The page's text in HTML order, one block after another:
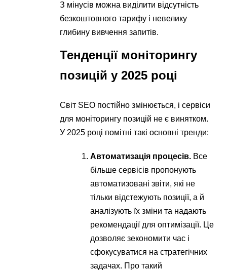
З мінусів можна виділити відсутність
безкоштовного тарифу і невелику
глибину вивчення запитів.
Тенденції моніторингу
позицій у 2025 році
Світ SEO постійно змінюється, і сервіси
для моніторингу позицій не є винятком.
У 2025 році помітні такі основні тренди:
Автоматизація процесів. Все
більше сервісів пропонують
автоматизовані звіти, які не
тільки відстежують позиції, а й
аналізують їх зміни та надають
рекомендації для оптимізації. Це
дозволяє зекономити час і
сфокусуватися на стратегічних
задачах. Про такий